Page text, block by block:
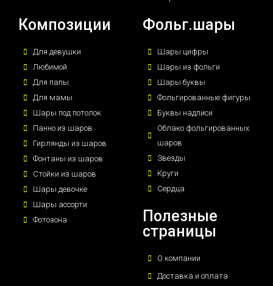
Композиции
Для девушки
Любимой
Для папы
Для мамы
Шары под потолок
Панно из шаров
Гирлянды из шаров
Фонтаны из шаров
Стойки из шаров
Шары девочке
Шары ассорти
Фотозона
Фольг.шары
Шары цифры
Шары из фольги
Шары буквы
Фольгированные фигуры
Буквы надписи
Облако фольгированных
шаров
Звезды
Круги
Сердца
Полезные
страницы
О компании
Доставка и оплата